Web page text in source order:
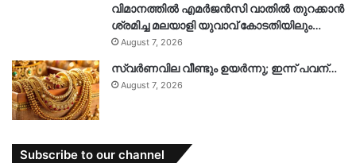
വിമാനത്തിൽ എമർജൻസി വാതിൽ തുറക്കാൻ
ശ്രമിച്ച മലയാളി യുവാവ് കോടതിയിലും…
August 7, 2026
സ്വർണവില വീണ്ടും ഉയർന്നു; ഇന്ന് പവന്…
August 7, 2026
Subscribe to our channel